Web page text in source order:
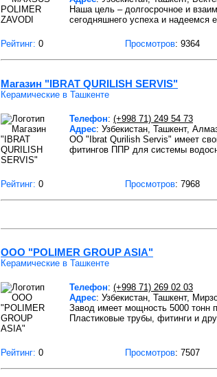
Наша цель – долгосрочное и
сегодняшнего успеха и надеемся
Рейтинг: 0 Просмотров: 9364
Магазин "IBRAT QURILISH SERVIS"
Керамические в Ташкенте
Телефон: (+998 71) 249 54 73
Адрес: Узбекистан, Ташкент,
ОО "Ibrat Qurilish Servis" имеет
фитингов ППР для системы
Рейтинг: 0 Просмотров: 7968
ООО "POLIMER GROUP ASIA"
Керамические в Ташкенте
Телефон: (+998 71) 269 02 03
Адрес: Узбекистан, Ташкент,
Завод имеет мощность 5000 тонн
Пластиковые трубы, фитинги и
Рейтинг: 0 Просмотров: 7507